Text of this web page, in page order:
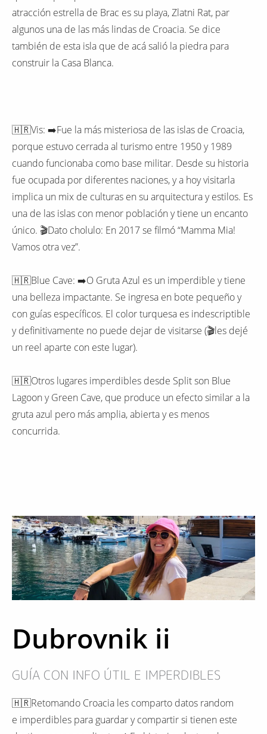
atracción estrella de Brac es su playa, Zlatni Rat, par
algunos una de las más lindas de Croacia. Se dice
también de esta isla que de acá salió la piedra para
construir la Casa Blanca.
🇭🇷Vis: ➡️Fue la más misteriosa de las islas de Croacia,
porque estuvo cerrada al turismo entre 1950 y 1989
cuando funcionaba como base militar. Desde su historia
fue ocupada por diferentes naciones, y a hoy visitarla
implica un mix de culturas en su arquitectura y estilos. Es
una de las islas con menor población y tiene un encanto
único. 🎬Dato cholulo: En 2017 se filmó “Mamma Mia!
Vamos otra vez”.
🇭🇷Blue Cave: ➡️O Gruta Azul es un imperdible y tiene
una belleza impactante. Se ingresa en bote pequeño y
con guías específicos. El color turquesa es indescriptible
y definitivamente no puede dejar de visitarse (🎬les dejé
un reel aparte con este lugar).
🇭🇷Otros lugares imperdibles desde Split son Blue
Lagoon y Green Cave, que produce un efecto similar a la
gruta azul pero más amplia, abierta y es menos
concurrida.
Dubrovnik ii
GUÍA CON INFO ÚTIL E IMPERDIBLES
🇭🇷Retomando Croacia les comparto datos random
e imperdibles para guardar y compartir si tienen este